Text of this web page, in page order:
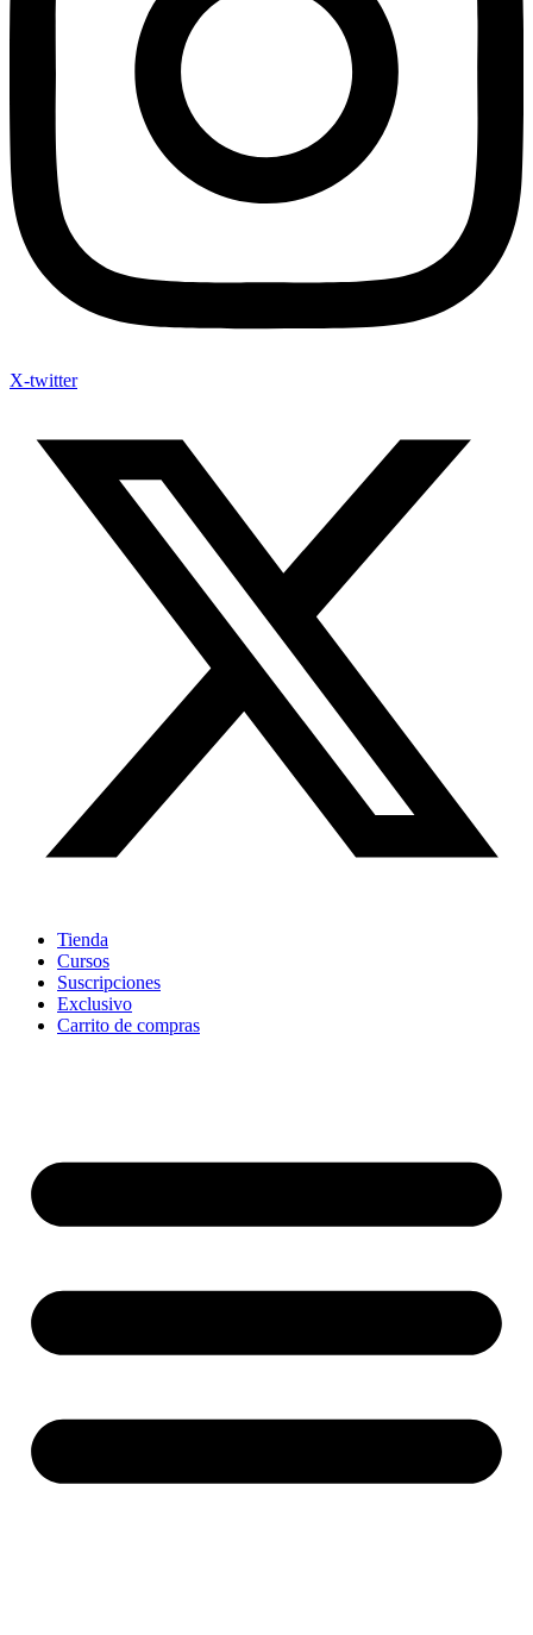
X-twitter
Tienda
Cursos
Suscripciones
Exclusivo
Carrito de compras